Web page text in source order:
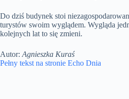
Do dziś budynek stoi
turystów swoim wyglądem. Wygląda
kolejnych lat to się zmieni.
Autor: Agnieszka Kuraś
Pełny tekst na stronie Echo Dnia